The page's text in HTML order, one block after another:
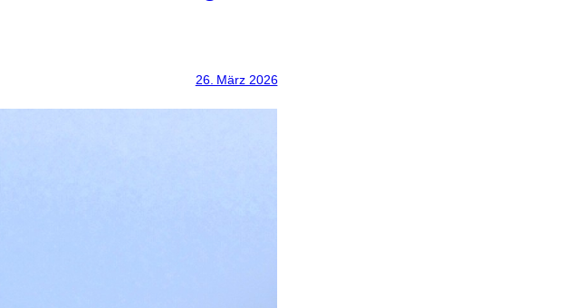
26. März 2026